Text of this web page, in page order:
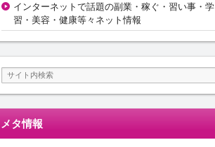
インターネットで話題の副業・稼ぐ・習い事・学
習・美容・健康等々ネット情報
メタ情報